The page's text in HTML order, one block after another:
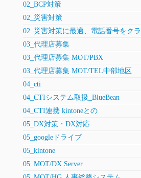
02_BCP対策
02_災害対策
02_災害対策に最適、電話番号をク
03_代理店募集
03_代理店募集 MOT/PBX
03_代理店募集 MOT/TEL中部地区
04_cti
04_CTIシステム取扱_BlueBean
04_CTI連携 kintoneとの
05_DX対策・DX対応
05_googleドライブ
05_kintone
05_MOT/DX Server